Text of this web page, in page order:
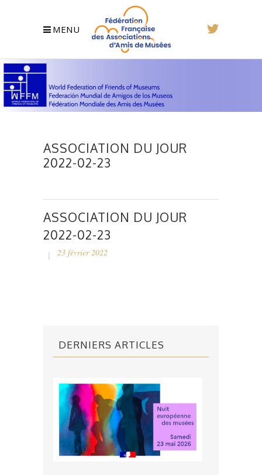
MENU
ASSOCIATION DU JOUR
2022-02-23
ASSOCIATION DU JOUR
2022-02-23
23 février 2022
DERNIERS ARTICLES